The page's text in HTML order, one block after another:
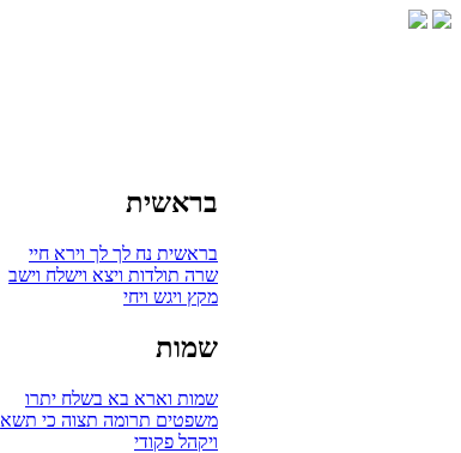
בראשית
בראשית נח לך לך וירא חיי
שרה תולדות ויצא וישלח וישב
מקץ ויגש ויחי
שמות
שמות וארא בא בשלח יתרו
משפטים תרומה תצוה כי תשא
ויקהל פקודי